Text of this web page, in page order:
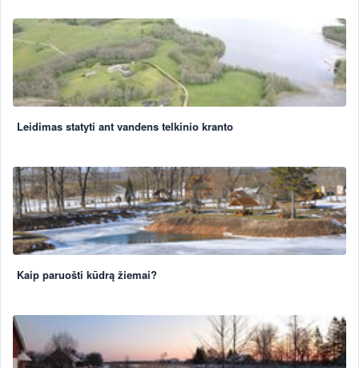
Leidimas statyti ant vandens telkinio kranto
Kaip paruošti kūdrą žiemai?